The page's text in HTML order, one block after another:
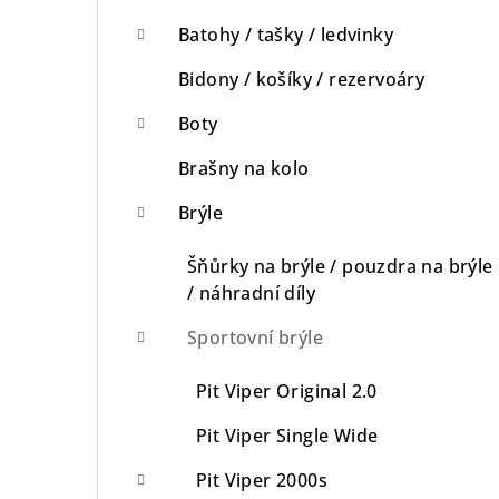
Batohy / tašky / ledvinky
Bidony / košíky / rezervoáry
Boty
Brašny na kolo
Brýle
Šňůrky na brýle / pouzdra na brýle
/ náhradní díly
Sportovní brýle
Pit Viper Original 2.0
Pit Viper Single Wide
Pit Viper 2000s